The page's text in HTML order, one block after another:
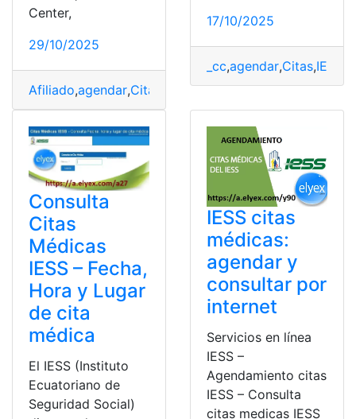
Center,
29/10/2025
Afiliado,agendar,Cita médica,Citas,IESS
17/10/2025
_cc,agendar,Citas,IESS
Consulta
Citas
Médicas
IESS – Fecha,
Hora y Lugar
de cita
médica
El IESS (Instituto
Ecuatoriano de
Seguridad Social)
IESS citas
médicas:
agendar y
consultar por
internet
Servicios en línea
IESS –
Agendamiento citas
IESS – Consulta
citas medicas IESS